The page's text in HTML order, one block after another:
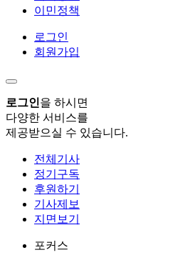
이민정책
로그인
회원가입
로그인을 하시면
다양한 서비스를
제공받으실 수 있습니다.
전체기사
정기구독
후원하기
기사제보
지면보기
포커스